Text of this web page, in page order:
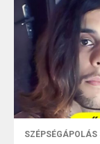
SZÉPSÉGÁPOLÁS